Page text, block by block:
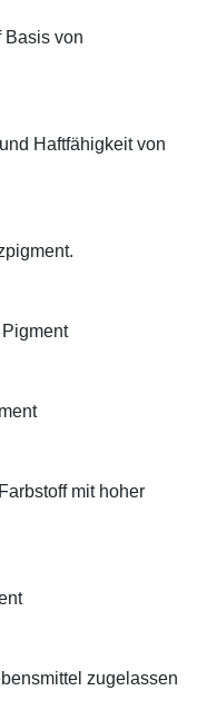
Basis von
Haftfähigkeit von
mit hoher
zugelassen